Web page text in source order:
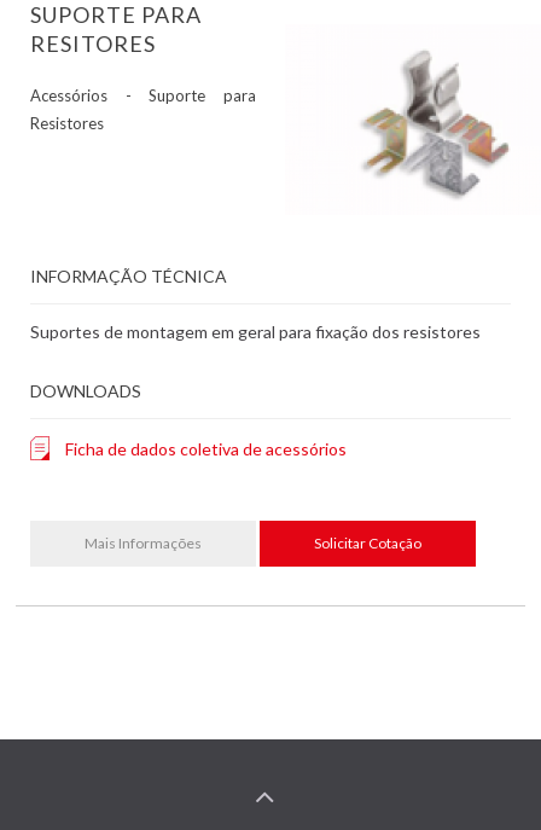
SUPORTE PARA
RESITORES
Acessórios - Suporte para
Resistores
INFORMAÇÃO TÉCNICA
Suportes de montagem em geral para fixação dos resistores
DOWNLOADS
Ficha de dados coletiva de acessórios
Mais Informações Solicitar Cotação